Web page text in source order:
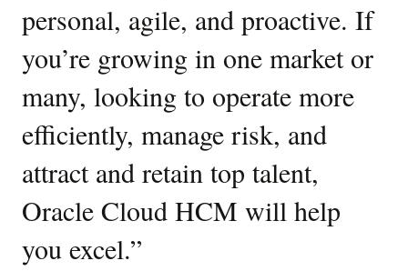
personal, agile, and proactive. If
you’re growing in one market or
many, looking to operate more
efficiently, manage risk, and
attract and retain top talent,
Oracle Cloud HCM will help
you excel.”